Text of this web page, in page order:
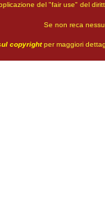
del "fair use" del
Se non reca
copyrightper maggiori